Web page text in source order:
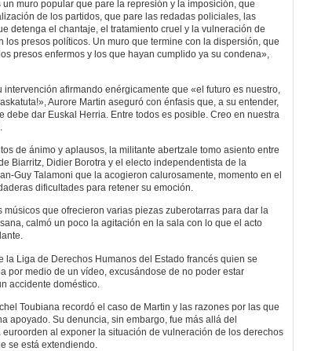
un muro popular que pare la represión y la imposición, que
de los partidos, que pare las redadas policiales, las
detenga el chantaje, el tratamiento cruel y la vulneración de
los presos políticos. Un muro que termine con la dispersión, que
presos enfermos y los que hayan cumplido ya su condena»,
intervención afirmando enérgicamente que «el futuro es nuestro,
Aurore Martin aseguró con énfasis que, a su entender,
debe dar Euskal Herria. Entre todos es posible. Creo en nuestra
de ánimo y aplausos, la militante abertzale tomo asiento entre
Biarritz, Didier Borotra y el electo independentista de la
Guy Talamoni que la acogieron calurosamente, momento en el
dificultades para retener su emoción.
músicos que ofrecieron varias piezas zuberotarras para dar la
calmó un poco la agitación en la sala con lo que el acto
la Liga de Derechos Humanos del Estado francés quien se
por medio de un vídeo, excusándose de no poder estar
accidente doméstico.
Toubiana recordó el caso de Martin y las razones por las que
apoyado. Su denuncia, sin embargo, fue más allá del
al exponer la situación de vulneración de los derechos
se está extendiendo.